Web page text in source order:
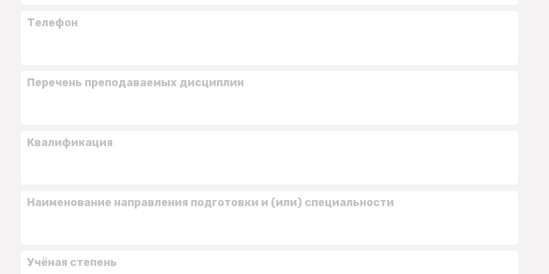
Телефон
Перечень преподаваемых дисциплин
Квалификация
Наименование направления подготовки и (или) специальности
Учёная степень